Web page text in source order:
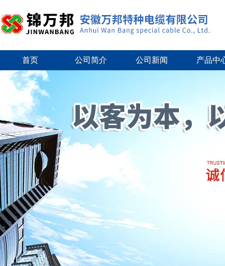
首页 公司简介 公司新闻 产品中